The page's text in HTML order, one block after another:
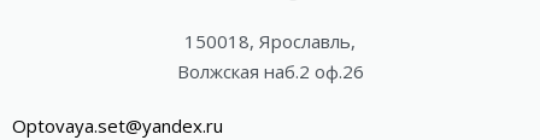
150018, Ярославль,
Волжская наб.2 оф.26
Optovaya.set@yandex.ru